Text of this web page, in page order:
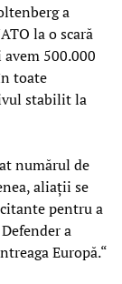
a
la o scară
500.000
toate
stabilit la
numărul de
aliații se
pentru a
a
Europă.“